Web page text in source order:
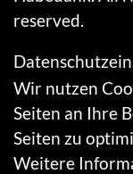
reserved.
Wir nutzen
Seiten an Ihre
Seiten zu
Weitere